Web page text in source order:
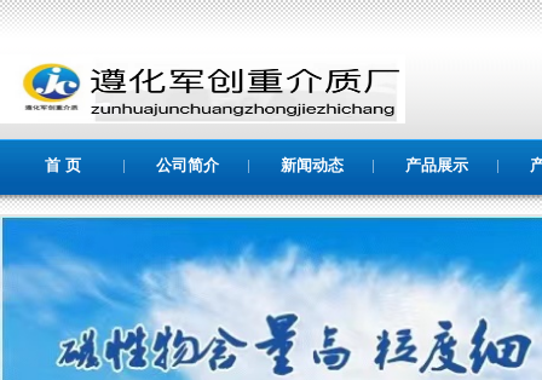
首 页 公司简介 新闻动态 产品展示